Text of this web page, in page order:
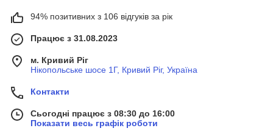
94% позитивних з 106 відгуків за рік
Працює з 31.08.2023
м. Кривий Ріг
Нікопольське шосе 1Г, Кривий Ріг, Україна
Контакти
Сьогодні працює з 08:30 до 16:00
Показати весь графік роботи